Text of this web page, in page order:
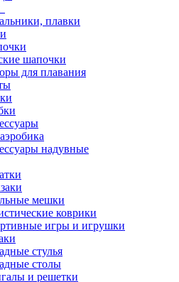
плавки
шапочки
для плавания
надувные
мешки
коврики
игры и игрушки
стулья
столы
и решетки